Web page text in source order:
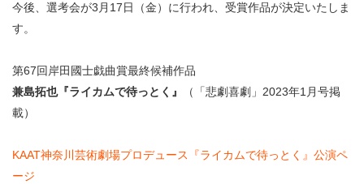
・ 館内サービス・アクセシビリティ
・ レストラン/カフェ
・ よくある質問
施設を借りる
KAATについて
・ 芸術監督
SNS
今後、選考会が3月17日（金）に行われ、受賞作品が決定いたしま
す。
第67回岸田國士戯曲賞最終候補作品
兼島拓也『ライカムで待っとく』
（「悲劇喜劇」2023年1月号掲
載）
KAAT神奈川芸術劇場プロデュース『ライカムで待っとく』公演ペ
ージ